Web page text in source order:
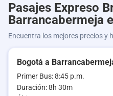
Pasajes Expreso
Barrancabermeja
Encuentra los mejores precios y
Bogotá a
Primer Bus: 8:45 p.m.
Duración: 8h 30m